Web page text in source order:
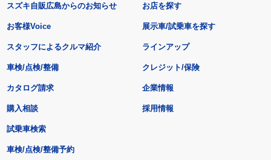
スズキ自販広島からのお知らせ
お客様Voice
スタッフによるクルマ紹介
お店を探す
展示車/試乗車を探す
ラインアップ
車検/点検/整備 クレジット/保険
カタログ請求
購入相談
試乗車検索
車検/点検/整備予約
企業情報
採用情報